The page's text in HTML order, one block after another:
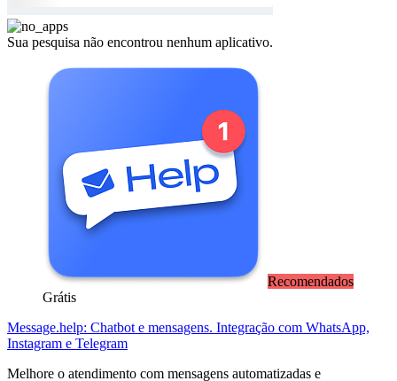
Sua pesquisa não encontrou nenhum aplicativo.
Recomendados
Grátis
Message.help: Chatbot e mensagens. Integração com WhatsApp,
Instagram e Telegram
Melhore o atendimento com mensagens automatizadas e